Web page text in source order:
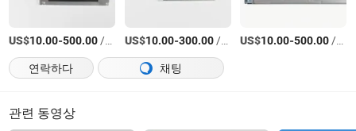
US$10.00-500.00/상품 US$10.00-300.00/상품 US$10.00-500.00/상품
연락하다
채팅
관련 동영상